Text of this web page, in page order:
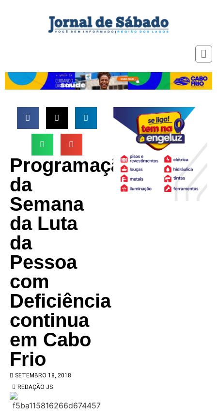
Programação
da
Semana
da Luta
da
Pessoa
com
Deficiência
continua
em Cabo
Frio
SETEMBRO 18, 2018
REDAÇÃO JS